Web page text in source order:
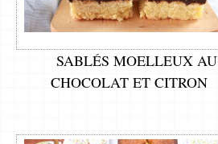
SABLÉS MOELLEUX AU
CHOCOLAT ET CITRON